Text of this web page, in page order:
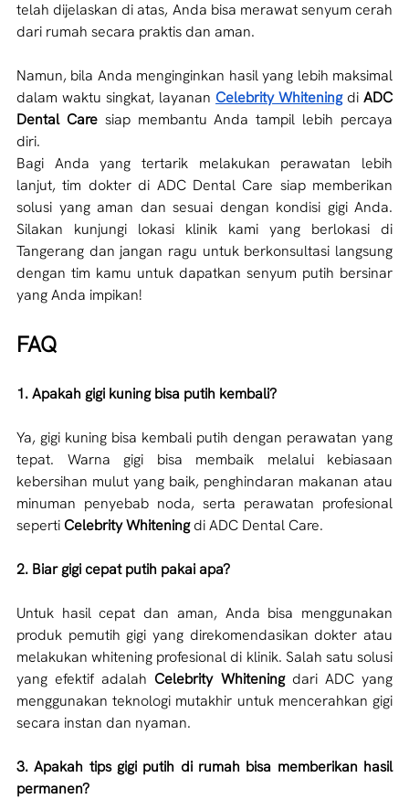
telah dijelaskan di atas, Anda bisa merawat senyum cerah
dari rumah secara praktis dan aman.
Namun, bila Anda menginginkan hasil yang lebih maksimal
dalam waktu singkat, layanan Celebrity Whitening di ADC
Dental Care siap membantu Anda tampil lebih percaya
diri.
Bagi Anda yang tertarik melakukan perawatan lebih
lanjut, tim dokter di ADC Dental Care siap memberikan
solusi yang aman dan sesuai dengan kondisi gigi Anda.
Silakan kunjungi lokasi klinik kami yang berlokasi di
Tangerang dan jangan ragu untuk berkonsultasi langsung
dengan tim kamu untuk dapatkan senyum putih bersinar
yang Anda impikan!
FAQ
1. Apakah gigi kuning bisa putih kembali?
Ya, gigi kuning bisa kembali putih dengan perawatan yang
tepat. Warna gigi bisa membaik melalui kebiasaan
kebersihan mulut yang baik, penghindaran makanan atau
minuman penyebab noda, serta perawatan profesional
seperti Celebrity Whitening di ADC Dental Care.
2. Biar gigi cepat putih pakai apa?
Untuk hasil cepat dan aman, Anda bisa menggunakan
produk pemutih gigi yang direkomendasikan dokter atau
melakukan whitening profesional di klinik. Salah satu solusi
yang efektif adalah Celebrity Whitening dari ADC yang
menggunakan teknologi mutakhir untuk mencerahkan gigi
secara instan dan nyaman.
3. Apakah tips gigi putih di rumah bisa memberikan hasil
permanen?